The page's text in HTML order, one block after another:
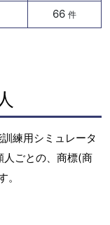
66 件
練用シミュレータ
人ごとの、商標(商